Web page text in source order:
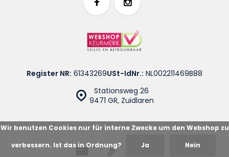
Stationsweg 26
9471 GR, Zuidlaren
Register NR: 61343269USt-IdNr.: NL002211469B88
Wir benutzen Cookies nur für interne Zwecke um den Webshop zu
verbessern. Ist das in Ordnung? Ja Nein